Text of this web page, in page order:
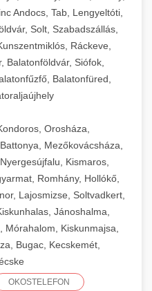
Andocs, Tab, Lengyeltóti,
Solt, Szabadszállás,
Ráckeve,
Balatonföldvár, Siófok,
Balatonfüred,
Orosháza,
Mezőkovácsháza,
Kismaros,
Romhány, Hollókő,
Lajosmizse, Soltvadkert,
Jánoshalma,
Mórahalom, Kiskunmajsa,
Bugac, Kecskemét,
OKOSTELEFON